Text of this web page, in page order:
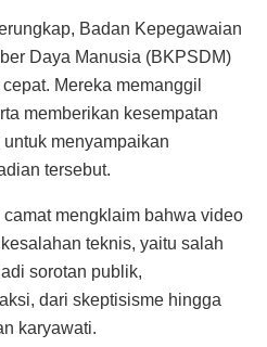
Badan Kepegawaian
Daya Manusia (BKPSDM)
Mereka memanggil
memberikan kesempatan
menyampaikan
tersebut.
mengklaim bahwa video
teknis, yaitu salah
sorotan publik,
dari skeptisisme hingga
karyawati.